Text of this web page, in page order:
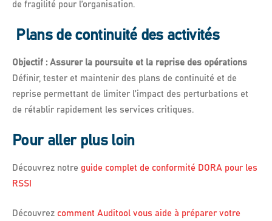
de fragilité pour l’organisation.
Plans de continuité des activités
Objectif : Assurer la poursuite et la reprise des opérations
Définir, tester et maintenir des plans de continuité et de
reprise permettant de limiter l’impact des perturbations et
de rétablir rapidement les services critiques.
Pour aller plus loin
Découvrez notre guide complet de conformité DORA pour les
RSSI
Découvrez comment Auditool vous aide à préparer votre